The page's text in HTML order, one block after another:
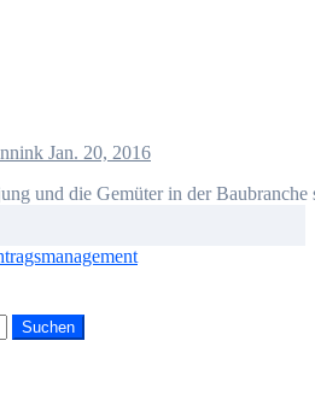
Jan. 20, 2016
jung und die Gemüter in der